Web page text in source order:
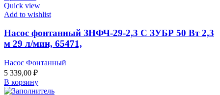
Quick view
Add to wishlist
Насос фонтанный ЗНФЧ-29-2,3 С ЗУБР 50 Вт 2,3
м 29 л/мин, 65471,
Насос Фонтанный
5 339,00 ₽
В корзину